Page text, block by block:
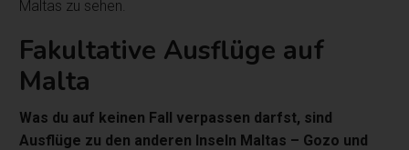
Maltas zu sehen.
Fakultative Ausflüge auf
Malta
Was du auf keinen Fall verpassen darfst, sind
Ausflüge zu den anderen Inseln Maltas – Gozo und